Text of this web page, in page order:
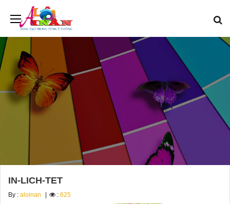
IN-LICH-TET
By : aloinan : 625